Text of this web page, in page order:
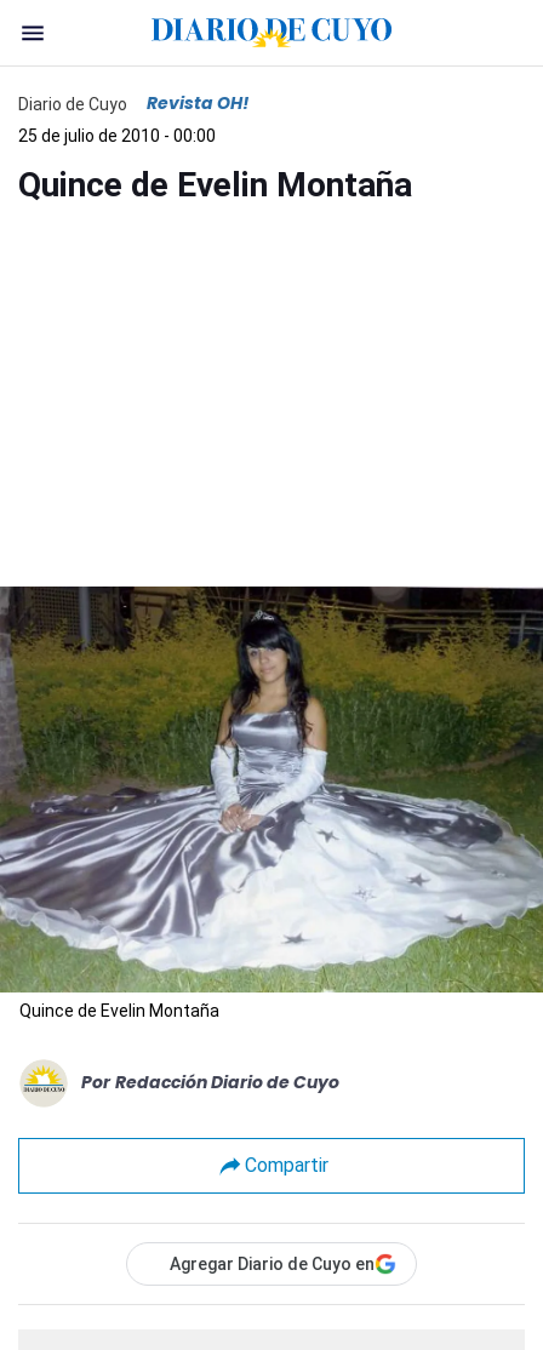
Diario de Cuyo Revista OH!
25 de julio de 2010 - 00:00
Quince de Evelin Montaña
Quince de Evelin Montaña
Por Redacción Diario de Cuyo
Compartir
Agregar Diario de Cuyo en